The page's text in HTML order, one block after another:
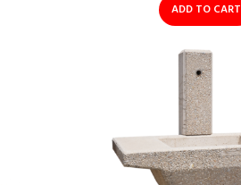
ADD TO CART